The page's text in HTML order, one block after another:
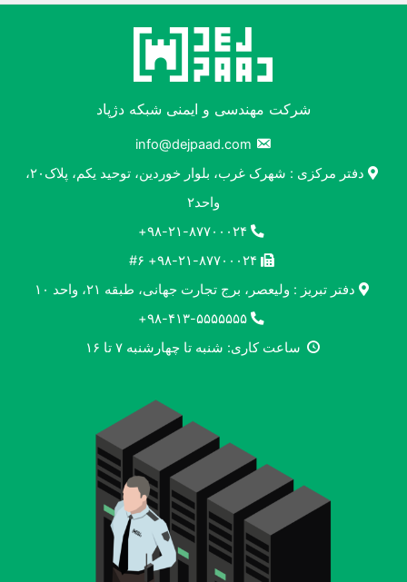
شرکت مهندسی و ایمنی شبکه دژپاد
info@dejpaad.com
دفتر مرکزی : شهرک غرب، بلوار خوردین، توحید یکم، پلاک۲۰،
واحد۲
دفتر تبریز : ولیعصر، برج تجارت جهانی، طبقه ۲۱، واحد ۱۰
ساعت کاری: شنبه تا چهارشنبه ۷ تا ۱۶